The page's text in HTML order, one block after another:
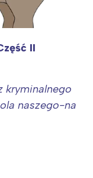
II
kryminalnego
naszego-na